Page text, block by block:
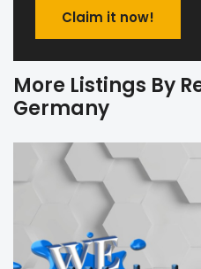
Claim it now!
More Listings By
Germany